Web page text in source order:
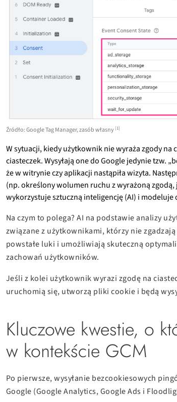
Źródło: Google Tag Manager, zasób własny [1]
W sytuacji, kiedy użytkownik nie wyraża zgody na
ciasteczek. Wysyłają one do Google jedynie tzw.
że w witrynie czy aplikacji nastąpiła wizyta.
(np. określony wolumen ruchu z wyrażoną
wykorzystuje sztuczną inteligencję (AI) i modeluje
Na czym to polega? AI na podstawie analizy
związane z użytkownikami, którzy nie
powstałe luki i umożliwiają skuteczną
zachowań użytkowników.
Jeśli z kolei użytkownik wyrazi zgodę na
uruchomią się, utworzą pliki cookie i będą
Kluczowe kwestie, o
w kontekście GCM
Po pierwsze, wysyłanie bezcookiesowych
Google (Google Analytics, Google Ads i